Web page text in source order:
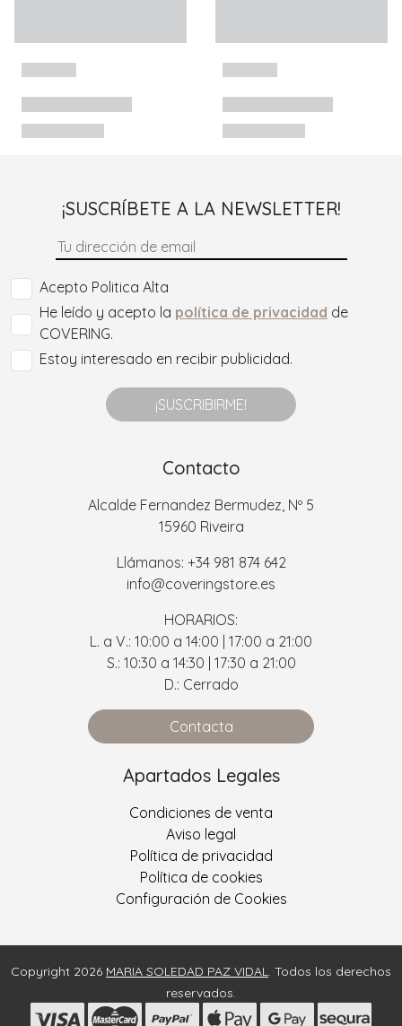
¡SUSCRÍBETE A LA NEWSLETTER!
Acepto Politica Alta
He leído y acepto la política de privacidad de
COVERING.
Estoy interesado en recibir publicidad.
¡SUSCRIBIRME!
Contacto
Alcalde Fernandez Bermudez, Nº 5
15960 Riveira
Llámanos: +34 981 874 642
info@coveringstore.es
HORARIOS:
L. a V.: 10:00 a 14:00 | 17:00 a 21:00
S.: 10:30 a 14:30 | 17:30 a 21:00
D.: Cerrado
Contacta
Apartados Legales
Condiciones de venta
Aviso legal
Política de privacidad
Política de cookies
Configuración de Cookies
Copyright 2026 MARIA SOLEDAD PAZ VIDAL
. Todos los derechos
reservados.